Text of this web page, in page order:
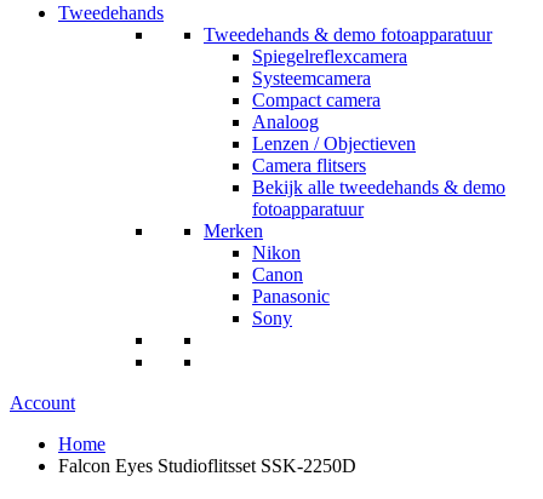
Tweedehands
Tweedehands & demo fotoapparatuur
Spiegelreflexcamera
Systeemcamera
Compact camera
Analoog
Lenzen / Objectieven
Camera flitsers
Bekijk alle tweedehands & demo
fotoapparatuur
Merken
Nikon
Canon
Panasonic
Sony
Account
Home
Falcon Eyes Studioflitsset SSK-2250D